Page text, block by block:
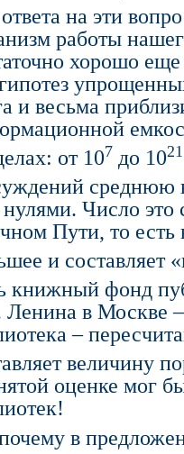
на эти
работы
хорошо
и весьма
от 107 до 1021
среднюю
Число это
Пути, то есть
и составляет
книжный фонд
в Москве
–
величину
оценке мог
в